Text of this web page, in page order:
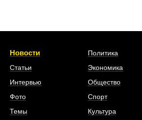
Новости
Статьи
Интервью
Фото
Темы
Политика
Экономика
Общество
Спорт
Культура